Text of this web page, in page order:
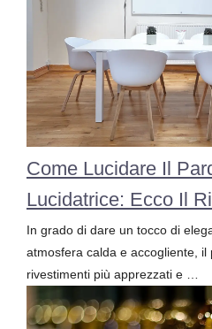
Come Lucidare Il
Lucidatrice: Ecco Il
In grado di dare un tocco di
atmosfera calda e accogliente, il
rivestimenti più apprezzati e …